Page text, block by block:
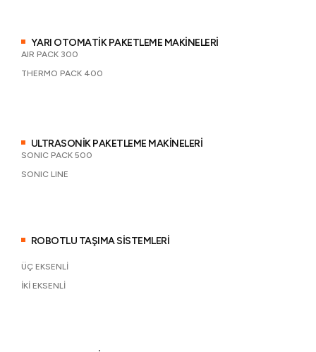
YARI OTOMATİK PAKETLEME MAKİNELERİ
AIR PACK 300
THERMO PACK 400
ULTRASONİK PAKETLEME MAKİNELERİ
SONIC PACK 500
SONIC LINE
ROBOTLU TAŞIMA SİSTEMLERİ
ÜÇ EKSENLİ
İKİ EKSENLİ